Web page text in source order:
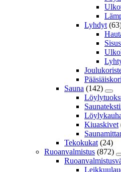
Lyhdyt
Sauna (142)
Kiuaskivet
Tekokukat (24)
Ruoanvalmistus (872)